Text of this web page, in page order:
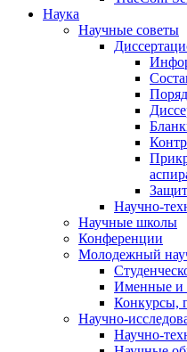
Наука
Научные советы
Научно-
Научные школы
Конференции
Молодежный
Именные и
Конкурсы,
Научно-
Научно-